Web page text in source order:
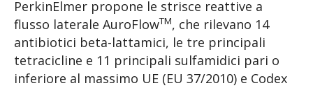
PerkinElmer propone le strisce reattive a
flusso laterale AuroFlowTM, che rilevano 14
antibiotici beta-lattamici, le tre principali
tetracicline e 11 principali sulfamidici pari o
inferiore al massimo UE (EU 37/2010) e Codex